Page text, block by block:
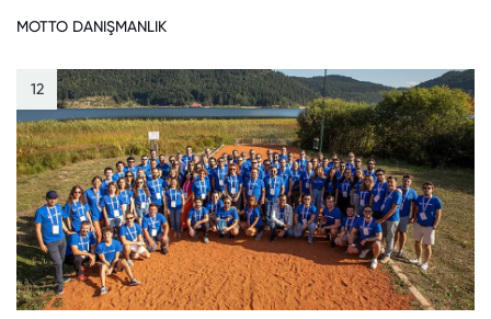
MOTTO DANIŞMANLIK
12